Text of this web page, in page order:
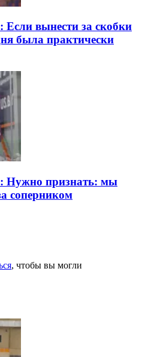
вынести за скобки
была практически
Нужно признать: мы
соперником
, чтобы вы могли